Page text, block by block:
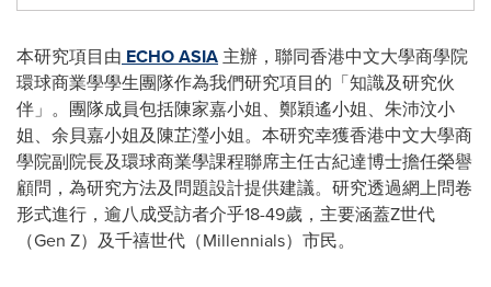
本研究項目由 ECHOASIA主辦，聯同香港中文大學商學院
環球商業學學生團隊作為我們研究項目的「知識及研究伙
伴」。團隊成員包括陳家嘉小姐、鄭穎遙小姐、朱沛汶小
姐、余貝嘉小姐及陳芷瀅小姐。本研究幸獲香港中文大學商
學院副院長及環球商業學課程聯席主任古紀達博士擔任榮譽
顧問，為研究方法及問題設計提供建議。研究透過網上問卷
形式進行，逾八成受訪者介乎18-49歲，主要涵蓋Z世代
（Gen Z）及千禧世代（Millennials）市民。